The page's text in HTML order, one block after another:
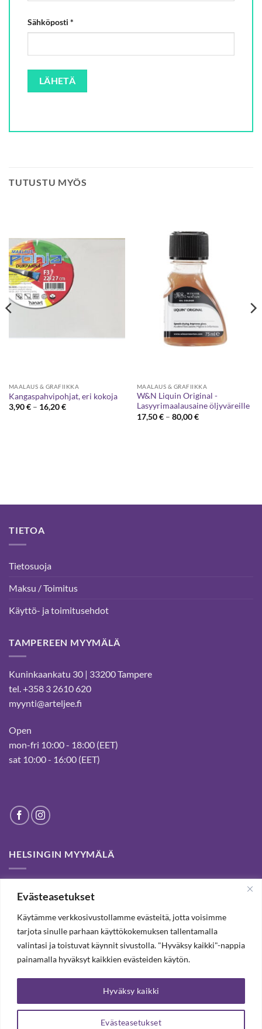
Evästeasetukset
Käytämme verkkosivustollamme evästeitä, jotta voisimme
tarjota sinulle parhaan käyttökokemuksen tallentamalla
valintasi ja toistuvat käynnit sivustolla. "Hyväksy kaikki"-nappia
painamalla hyväksyt kaikkien evästeiden käytön.
Evästeasetukset
Hyväksy kaikki
Sähköposti *
TUTUSTU MYÖS
MAALAUS & GRAFIIKKA
Kangaspahvipohjat, eri kokoja
3,90€ – 16,20€Hintaluokka:
MAALAUS & GRAFIIKKA
W&N Liquin Original -
Lasyyrimaalausaine öljyväreille
17,50€ – 80,00€Hintaluokka:
TIETOA
Tietosuoja
Maksu / Toimitus
Käyttö- ja toimitusehdot
TAMPEREEN MYYMÄLÄ
Kuninkaankatu 30 | 33200 Tampere
tel. +358 3 2610 620
myynti@arteljee.fi
Open
mon-fri 10:00 - 18:00 (EET)
sat 10:00 - 16:00 (EET)
HELSINGIN MYYMÄLÄ
customers for passed years and welcome you to our Tampere
shop and webstore.
TILAA UUTISKIRJE, SAAT 20% ALENNUKSEN
TILAA UUTISKIRJEEMME